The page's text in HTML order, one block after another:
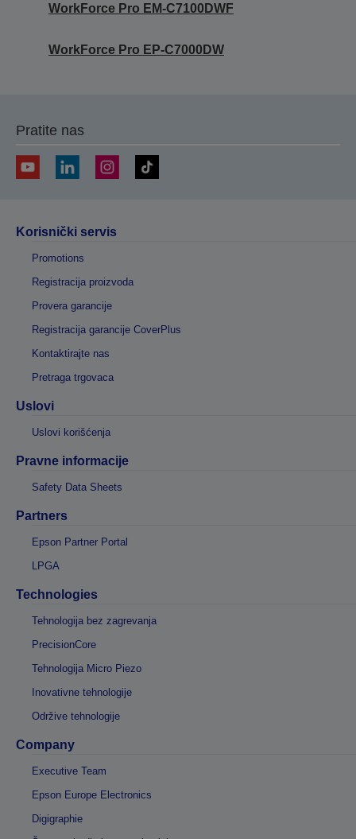
WorkForce Pro EM-C7100DWF
WorkForce Pro EP-C7000DW
Pratite nas
Korisnički servis
Promotions
Registracija proizvoda
Provera garancije
Registracija garancije CoverPlus
Kontaktirajte nas
Pretraga trgovaca
Uslovi
Uslovi korišćenja
Pravne informacije
Safety Data Sheets
Partners
Epson Partner Portal
LPGA
Technologies
Tehnologija bez zagrevanja
PrecisionCore
Tehnologija Micro Piezo
Inovativne tehnologije
Održive tehnologije
Company
Executive Team
Epson Europe Electronics
Digigraphie